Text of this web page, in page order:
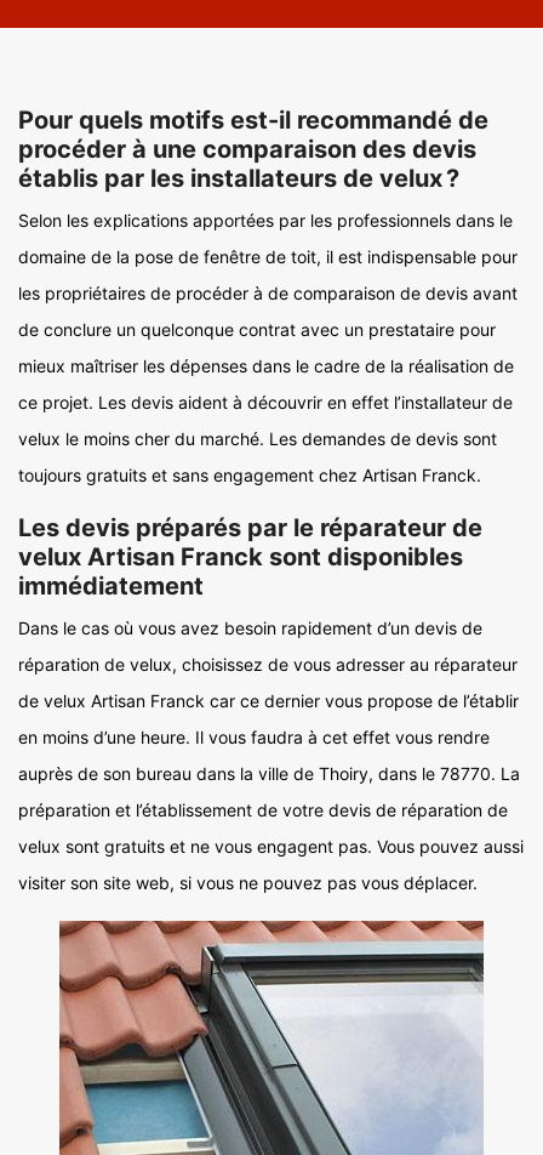
Pour quels motifs est-il recommandé de
procéder à une comparaison des devis
établis par les installateurs de velux ?
Selon les explications apportées par les professionnels dans le
domaine de la pose de fenêtre de toit, il est indispensable pour
les propriétaires de procéder à de comparaison de devis avant
de conclure un quelconque contrat avec un prestataire pour
mieux maîtriser les dépenses dans le cadre de la réalisation de
ce projet. Les devis aident à découvrir en effet l’installateur de
velux le moins cher du marché. Les demandes de devis sont
toujours gratuits et sans engagement chez Artisan Franck.
Les devis préparés par le réparateur de
velux Artisan Franck sont disponibles
immédiatement
Dans le cas où vous avez besoin rapidement d’un devis de
réparation de velux, choisissez de vous adresser au réparateur
de velux Artisan Franck car ce dernier vous propose de l’établir
en moins d’une heure. Il vous faudra à cet effet vous rendre
auprès de son bureau dans la ville de Thoiry, dans le 78770. La
préparation et l’établissement de votre devis de réparation de
velux sont gratuits et ne vous engagent pas. Vous pouvez aussi
visiter son site web, si vous ne pouvez pas vous déplacer.